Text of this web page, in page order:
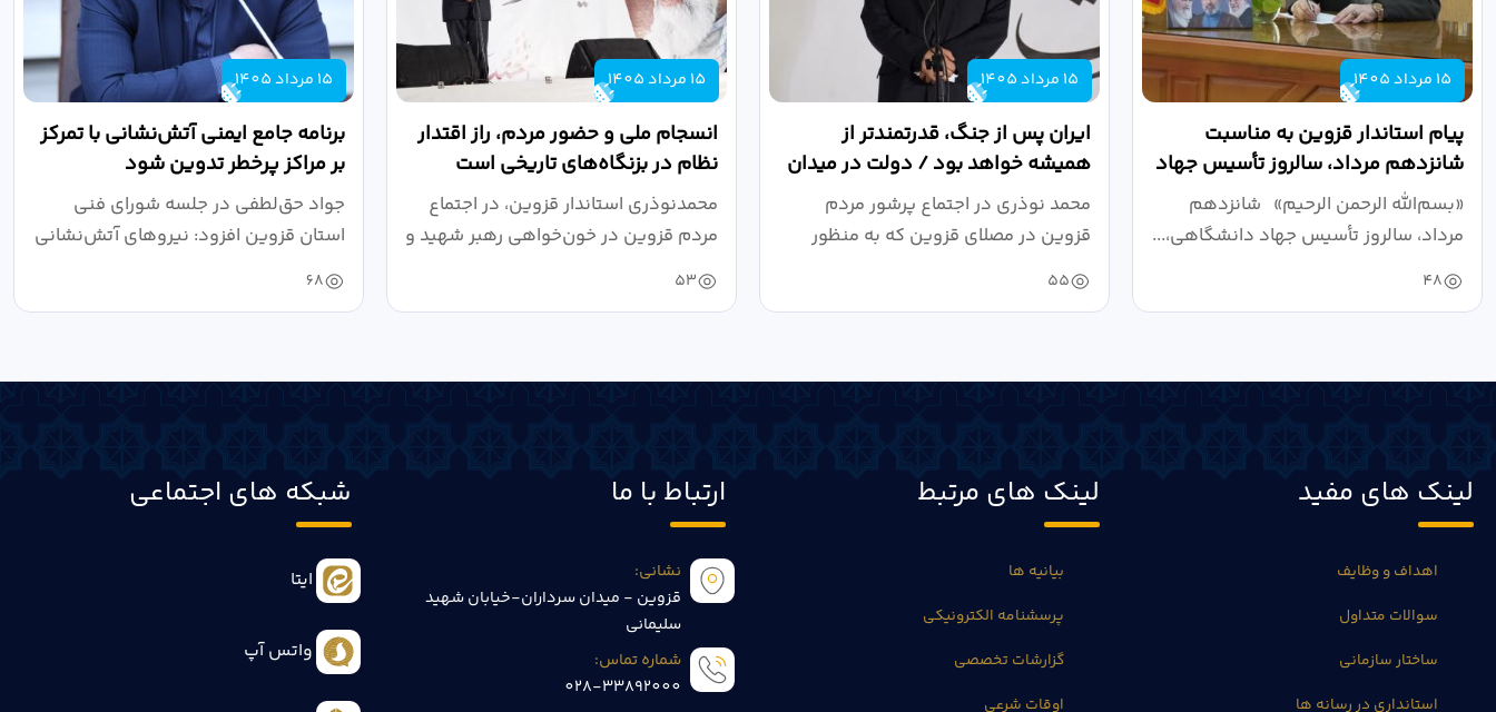
15 مرداد 1405
پیام استاندار قزوین به مناسبت
شانزدهم مرداد، سالروز تأسیس جهاد
دانشگاهی
«بسم‌الله الرحمن الرحیم» شانزدهم
مرداد، سالروز تأسیس جهاد دانشگاهی،...
48
15 مرداد 1405
ایران پس از جنگ، قدرتمندتر از
همیشه خواهد بود / دولت در میدان
نبرد اقتصادی،...
محمد نوذری در اجتماع پرشور مردم
قزوین در مصلای قزوین که به منظور
خون‌خواهی...
55
15 مرداد 1405
انسجام ملی و حضور مردم، راز اقتدار
نظام در بزنگاه‌های تاریخی است
محمدنوذری استاندار قزوین، در اجتماع
مردم قزوین در خون‌خواهی رهبر شهید و
حمایت...
53
15 مرداد 1405
برنامه جامع ایمنی آتش‌نشانی با تمرکز
بر مراکز پرخطر تدوین شود
جواد حق‌لطفی در جلسه شورای فنی
استان قزوین افزود: نیروهای آتش‌نشانی
طی سال...
68
لینک های مفید
اهداف و وظایف
سوالات متداول
ساختار سازمانی
استانداری در رسانه ها
لینک های مرتبط
بیانیه ها
پرسشنامه الکترونیکی
گزارشات تخصصی
اوقات شرعی
ارتباط با ما
نشانی:
قزوین - میدان سرداران-خیابان شهید
سلیمانی
شماره تماس:
028-33892000
شبکه های اجتماعی
ایتا
واتس آپ